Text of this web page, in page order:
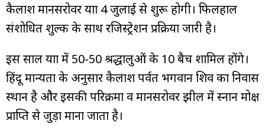
कैलाश मानसरोवर यात्रा 4 जुलाई से शुरू होगी। फिलहाल
संशोधित शुल्क के साथ रजिस्ट्रेशन प्रक्रिया जारी है।
इस साल यात्रा में 50-50 श्रद्धालुओं के 10 बैच शामिल होंगे।
हिंदू मान्यता के अनुसार कैलाश पर्वत भगवान शिव का निवास
स्थान है और इसकी परिक्रमा व मानसरोवर झील में स्नान मोक्ष
प्राप्ति से जुड़ा माना जाता है।